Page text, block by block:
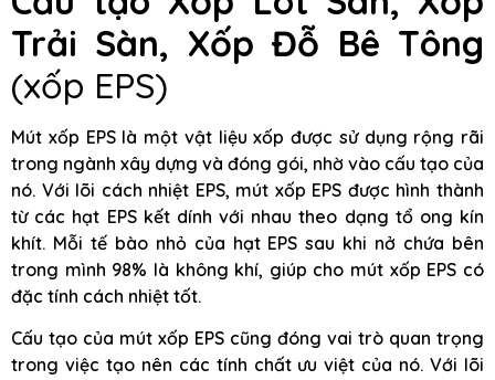
Trải Sàn, Xốp Đỗ Bê Tông
(xốp EPS)
Mút xốp EPS là một vật liệu xốp được sử dụng rộng rãi
trong ngành xây dựng và đóng gói, nhờ vào cấu tạo của
nó. Với lõi cách nhiệt EPS, mút xốp EPS được hình thành
từ các hạt EPS kết dính với nhau theo dạng tổ ong kín
khít. Mỗi tế bào nhỏ của hạt EPS sau khi nở chứa bên
trong mình 98% là không khí, giúp cho mút xốp EPS có
đặc tính cách nhiệt tốt.
Cấu tạo của mút xốp EPS cũng đóng vai trò quan trọng
trong việc tạo nên các tính chất ưu việt của nó. Với lõi